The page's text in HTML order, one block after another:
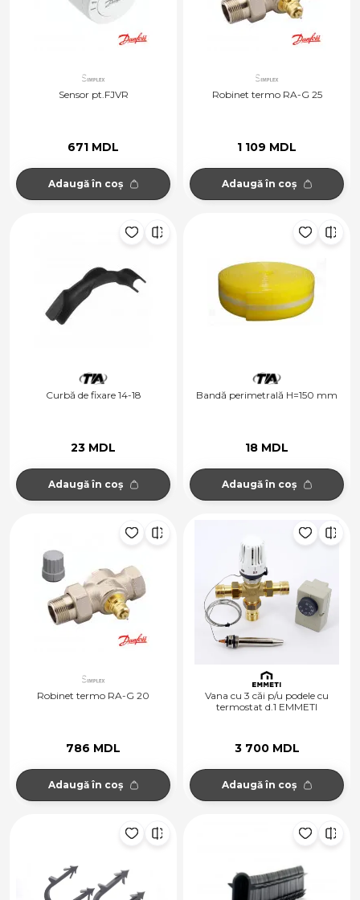
Sensor pt.FJVR
671 MDL
Adaugă în coș
Robinet termo RA-G 25
1 109 MDL
Adaugă în coș
Curbă de fixare 14-18
23 MDL
Adaugă în coș
Bandă perimetrală H=150 mm
18 MDL
Adaugă în coș
Robinet termo RA-G 20
786 MDL
Adaugă în coș
Vana cu 3 căi p/u podele cu
termostat d.1 EMMETI
3 700 MDL
Adaugă în coș